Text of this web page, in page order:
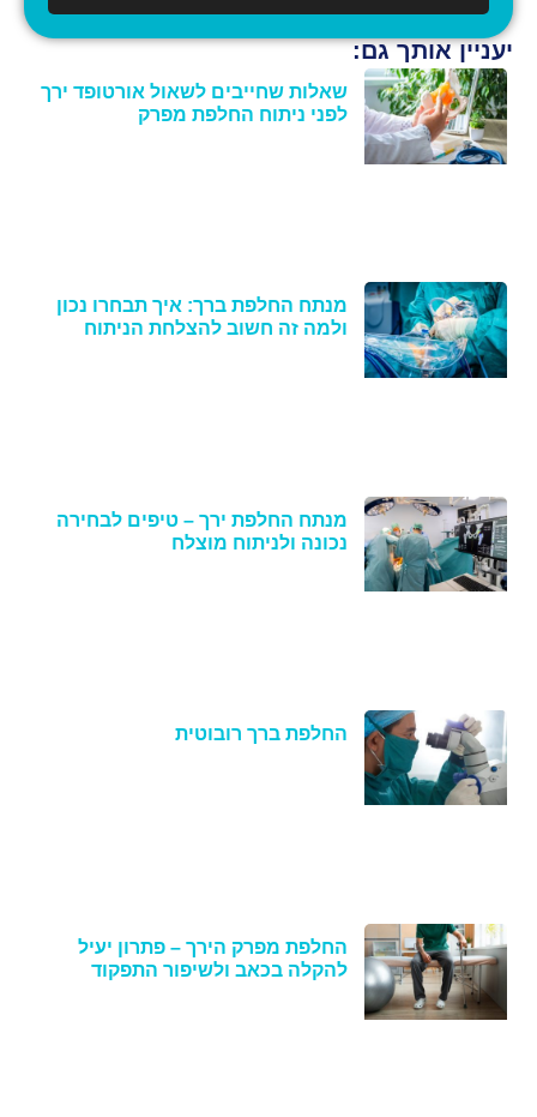
יעניין אותך גם:
שאלות שחייבים לשאול אורטופד ירך
לפני ניתוח החלפת מפרק
מנתח החלפת ברך: איך תבחרו נכון
ולמה זה חשוב להצלחת הניתוח
מנתח החלפת ירך – טיפים לבחירה
נכונה ולניתוח מוצלח
החלפת ברך רובוטית
החלפת מפרק הירך – פתרון יעיל
להקלה בכאב ולשיפור התפקוד